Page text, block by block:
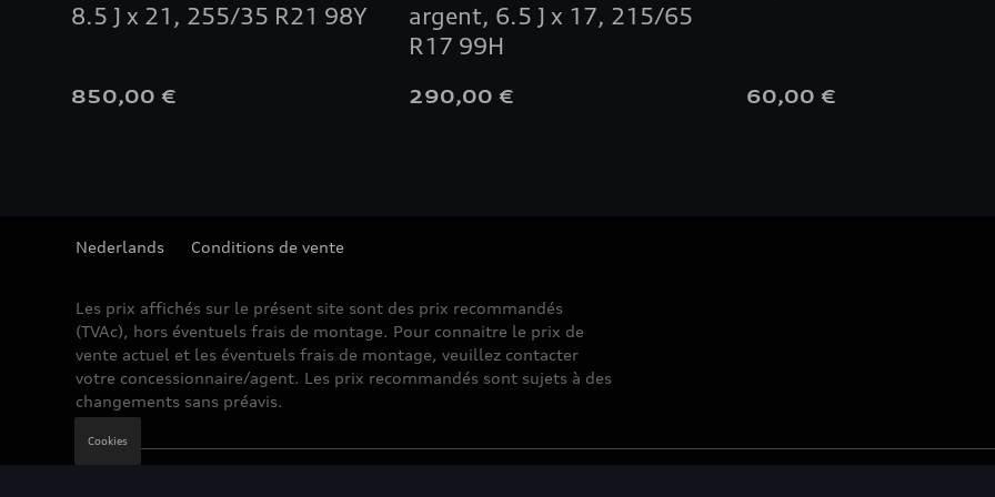
8.5 J x 21, 255/35 R21 98Y
850,00 €
argent, 6.5 J x 17, 215/65
R17 99H
290,00 € 60,00 €
Nederlands Conditions de vente
Les prix affichés sur le présent site sont des prix recommandés
(TVAc), hors éventuels frais de montage. Pour connaitre le prix de
vente actuel et les éventuels frais de montage, veuillez contacter
votre concessionnaire/agent. Les prix recommandés sont sujets à des
changements sans préavis.
Cookies